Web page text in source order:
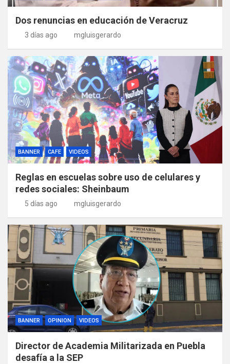
Dos renuncias en educación de Veracruz
3 días ago mgluisgerardo
BANNER CAFE VIDEOS
Reglas en escuelas sobre uso de celulares y
redes sociales: Sheinbaum
5 días ago mgluisgerardo
BANNER OPINION VIDEOS
Director de Academia Militarizada en Puebla
desafía a la SEP